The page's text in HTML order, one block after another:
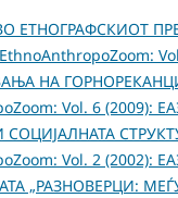
ЕТНОГРАФСКИОТ
НА
Vol. 6 (2009):
СОЦИЈАЛНАТА
Vol. 2 (2002):
„РАЗНОВЕРЦИ: